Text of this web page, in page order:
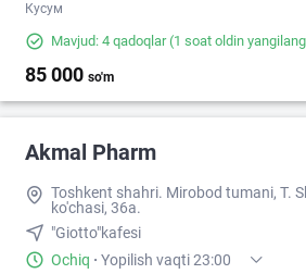
Кусум
Mavjud: 4 qadoqlar(1 soat oldin
85 000 so'm
Akmal Pharm
Toshkent shahri. Mirobod tumani, T.
ko'chasi, 36a.
"Giotto"kafesi
Ochiq · Yopilish vaqti 23:00